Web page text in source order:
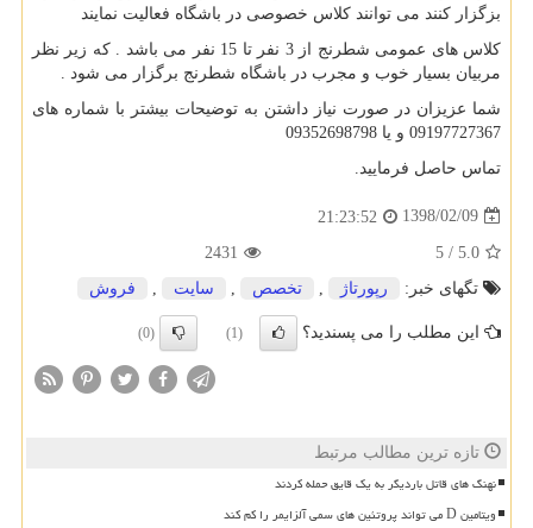
بزگزار کنند می توانند کلاس خصوصی در باشگاه فعالیت نمایند
کلاس های عمومی شطرنج از 3 نفر تا 15 نفر می باشد . که زیر نظر
مربیان بسیار خوب و مجرب در باشگاه شطرنج برگزار می شود .
شما عزیزان در صورت نیاز داشتن به توضیحات بیشتر با شماره های
09197727367 و یا 09352698798
تماس حاصل فرمایید.
1398/02/09
21:23:52
5.0
/
5
2431
تگهای خبر:
رپورتاژ تخصص سایت فروش
این مطلب را می پسندید؟ (1)
(0)
تازه ترین مطالب مرتبط
نهنگ های قاتل باردیگر به یک قایق حمله کردند
ویتامین D می تواند پروتئین های سمی آلزایمر را کم کند